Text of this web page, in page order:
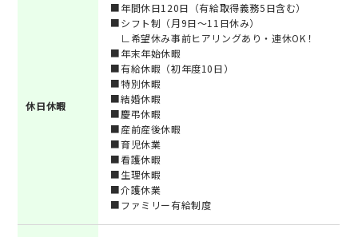
休日休暇
■年間休日120日（有給取得義務5日含む）
■シフト制（月9日～11日休み）
∟希望休み事前ヒアリングあり・連休OK！
■年末年始休暇
■有給休暇（初年度10日）
■特別休暇
■結婚休暇
■慶弔休暇
■産前産後休暇
■育児休業
■看護休暇
■生理休暇
■介護休業
■ファミリー有給制度